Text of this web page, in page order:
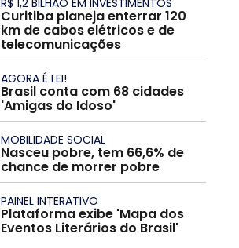
R$ 1,2 BILHÃO EM INVESTIMENTOS
Curitiba planeja enterrar 120
km de cabos elétricos e de
telecomunicações
AGORA É LEI!
Brasil conta com 68 cidades
'Amigas do Idoso'
MOBILIDADE SOCIAL
Nasceu pobre, tem 66,6% de
chance de morrer pobre
PAINEL INTERATIVO
Plataforma exibe 'Mapa dos
Eventos Literários do Brasil'